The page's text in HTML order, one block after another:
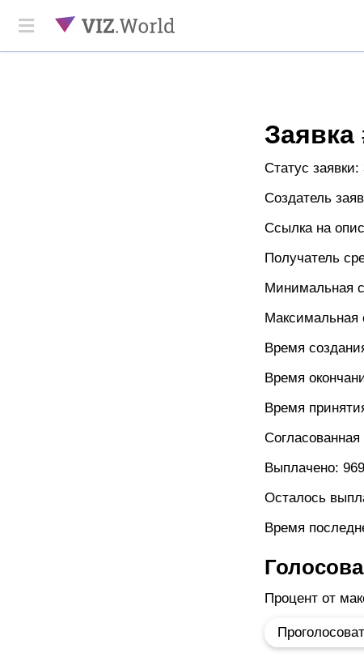
Заявка
Статус
Создатель
Ссылка на
Получатель
Минимальная
Максимальная
Время
Время
Время
Выплачено:
Осталось
Время
Процент от